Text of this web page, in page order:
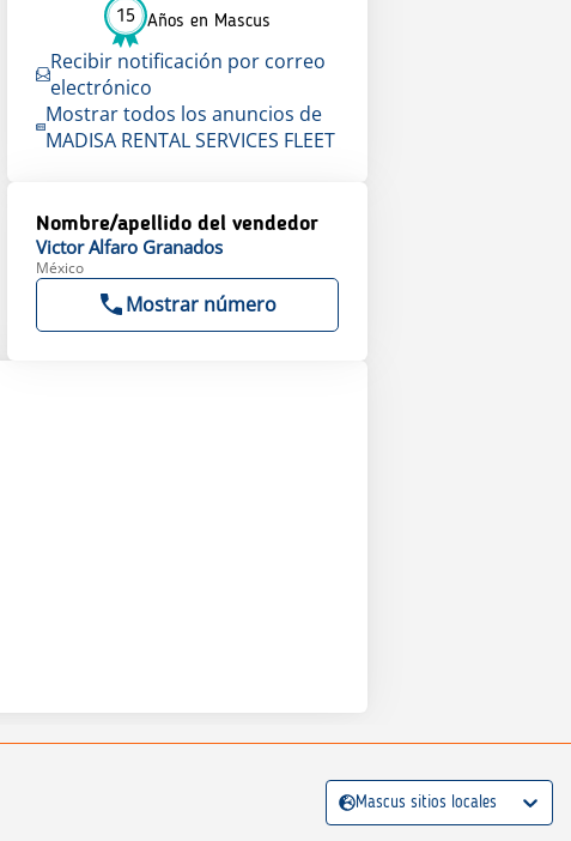
15 Años en Mascus
Recibir notificación por correo
electrónico
Mostrar todos los anuncios de
MADISA RENTAL SERVICES FLEET
Nombre/apellido del vendedor
Victor Alfaro Granados
México
Mostrar número
Mascus sitios locales